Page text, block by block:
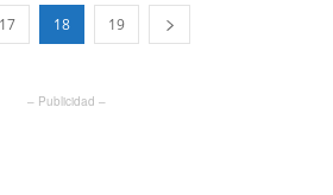
17 18 19
– Publicidad –